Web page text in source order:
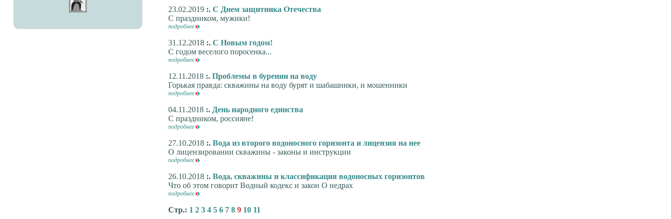
23.02.2019:. С Днем защитника Отечества
С праздником, мужики!
подробнее
31.12.2018:. С Новым годом!
С годом веселого поросенка...
подробнее
12.11.2018:. Проблемы в бурении на воду
Горькая правда: скважины на воду бурят и шабашники, и мошенники
подробнее
04.11.2018:. День народного единства
С праздником, россияне!
подробнее
27.10.2018:. Вода из второго водоносного горизонта и лицензия на нее
О лицензировании скважины - законы и инструкции
подробнее
26.10.2018:. Вода, скважины и классификация водоносных горизонтов
Что об этом говорит Водный кодекс и закон О недрах
подробнее
Стр.: 1 2 3 4 5 6 7 8 9 10 11